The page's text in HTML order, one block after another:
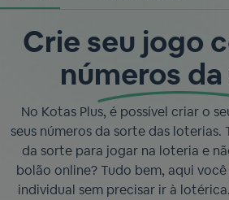
Crie seu jogo
números
No Kotas Plus, é possível criar o
seus números da sorte das loterias.
da sorte para jogar na loteria e
bolão online? Tudo bem, aqui
individual sem precisar ir à